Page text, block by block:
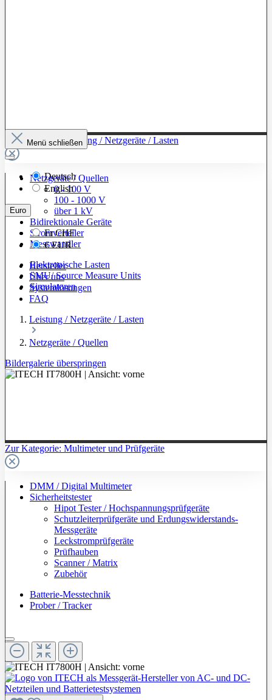
Zur Kategorie: Leistung / Netzgeräte / Lasten
Netzgeräte / Quellen
0 - 100 V
100 - 1000 V
über 1 kV
Bidirektionale Geräte
Stromverteiler
Messwandler
Elektronische Lasten
SMU/ Source Measure Units
Simulatoren
Zur Kategorie: Multimeter und Prüfgeräte
DMM / Digital Multimeter
Sicherheitstester
Hipot Tester / Hochspannungsprüfgeräte
Schutzleiterprüfgeräte und Erdungswiderstands-
Messgeräte
Leckstromprüfgeräte
Prüfhauben
Scanner / Matrix
Zubehör
Batterie-Messtechnik
Prober / Tracker
Menü schließen
Deutsch
English
Euro
FrCHF
€EUR
Hersteller
Über uns
Systemlösungen
FAQ
Leistung / Netzgeräte / Lasten
Netzgeräte / Quellen
Bildergalerie überspringen